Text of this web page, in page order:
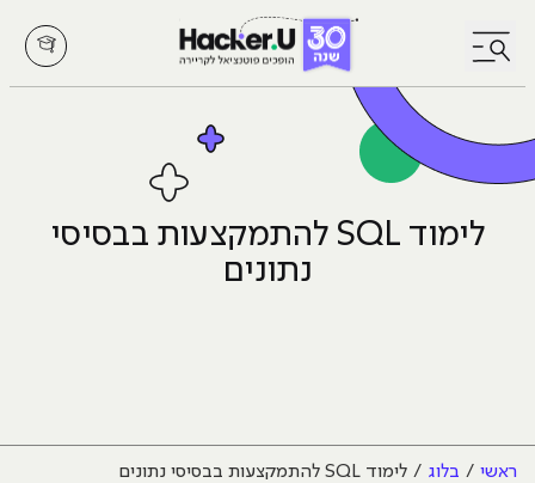
לחץ לפתיחת/סגירת תפריט
לימוד SQL להתמקצעות בבסיסי
נתונים
ראשי בלוג לימוד SQL להתמקצעות בבסיסי נתונים